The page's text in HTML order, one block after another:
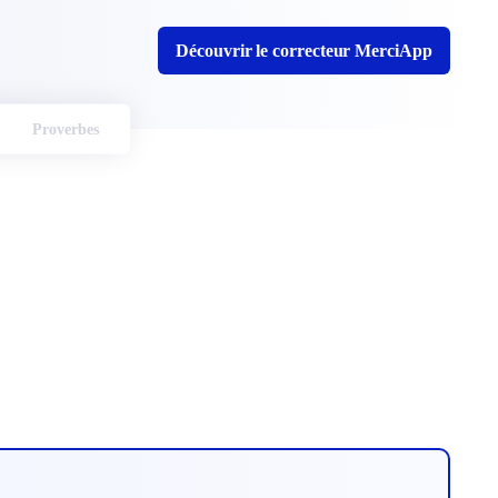
Découvrir le correcteur MerciApp
Proverbes